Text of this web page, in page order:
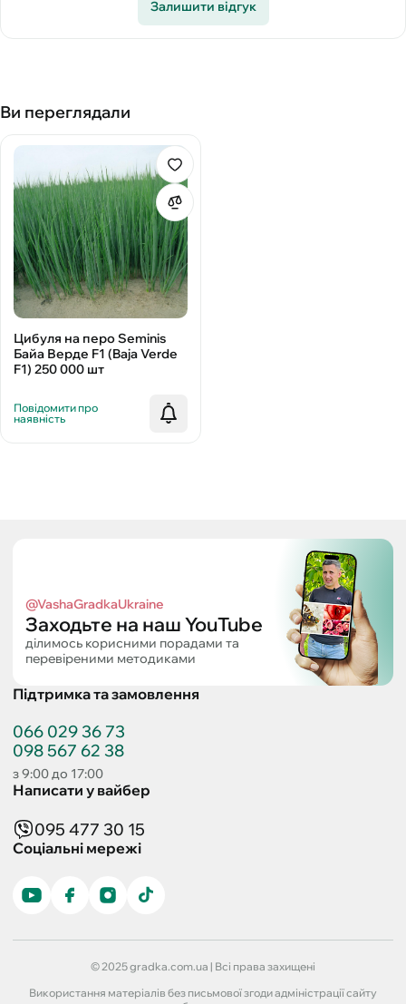
Залишити відгук
Ви переглядали
Цибуля на перо Seminis
Байа Верде F1 (Baja Verde
F1) 250 000 шт
Повідомити про
наявність
@VashaGradkaUkraine
Заходьте на наш YouTube
ділимось корисними порадами та
перевіреними методиками
Підтримка та замовлення
066 029 36 73
098 567 62 38
з 9:00 до 17:00
Написати у вайбер
095 477 30 15
Соціальні мережі
© 2025 gradka.com.ua | Всі права захищені
Використання матеріалів без письмової згоди адміністрації сайту